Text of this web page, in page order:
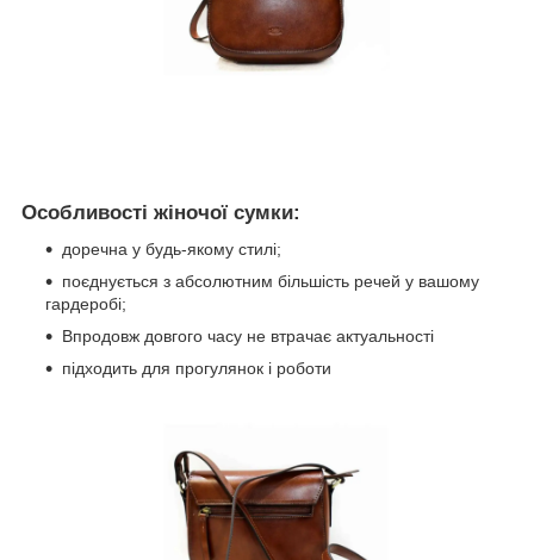
Особливості жіночої сумки:
доречна у будь-якому стилі;
поєднується з абсолютним більшість речей у вашому
гардеробі;
Впродовж довгого часу не втрачає актуальності
підходить для прогулянок і роботи